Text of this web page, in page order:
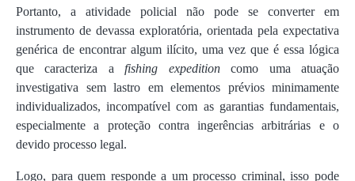
Portanto, a atividade policial não pode se converter em
instrumento de devassa exploratória, orientada pela expectativa
genérica de encontrar algum ilícito, uma vez que é essa lógica
que caracteriza afishing expeditioncomo uma atuação
investigativa sem lastro em elementos prévios minimamente
individualizados, incompatível com as garantias fundamentais,
especialmente a proteção contra ingerências arbitrárias e o
devido processo legal.
Logo, para quem responde a um processo criminal, isso pode